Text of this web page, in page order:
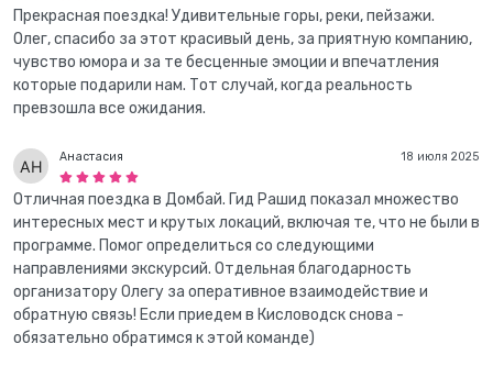
Прекрасная поездка! Удивительные горы, реки, пейзажи.
Олег, спасибо за этот красивый день, за приятную компанию,
чувство юмора и за те бесценные эмоции и впечатления
которые подарили нам. Тот случай, когда реальность
превзошла все ожидания.
18 июля 2025
Анастасия
Отличная поездка в Домбай. Гид Рашид показал множество
интересных мест и крутых локаций, включая те, что не были в
программе. Помог определиться со следующими
направлениями экскурсий. Отдельная благодарность
организатору Олегу за оперативное взаимодействие и
обратную связь! Если приедем в Кисловодск снова -
обязательно обратимся к этой команде)